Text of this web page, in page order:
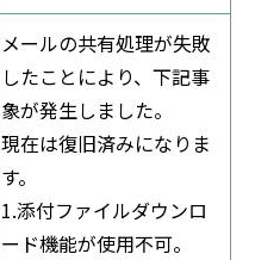
メールの共有処理が失敗
したことにより、下記事
象が発生しました。
現在は復旧済みになりま
す。
1.添付ファイルダウンロ
ード機能が使用不可。